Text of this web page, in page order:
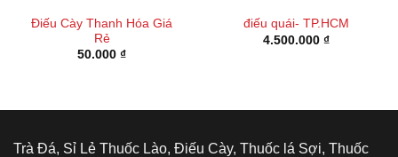
Điếu Cày Thanh Hóa Giá
Rẻ
50.000 ₫
điếu quái- TP.HCM
4.500.000 ₫
Trà Đá, Sỉ Lẻ Thuốc Lào, Điếu Cày, Thuốc lá Sợi, Thuốc